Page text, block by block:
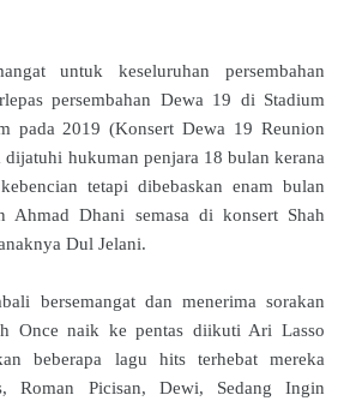
untuk keseluruhan persembahan
persembahan Dewa 19 di Stadium
pada 2019 (Konsert Dewa 19 Reunion
hukuman penjara 18 bulan kerana
tetapi dibebaskan enam bulan
Ahmad Dhani semasa di konsert Shah
Dul Jelani.
bersemangat dan menerima sorakan
Once naik ke pentas diikuti Ari Lasso
beberapa lagu hits terhebat mereka
Roman Picisan, Dewi, Sedang Ingin